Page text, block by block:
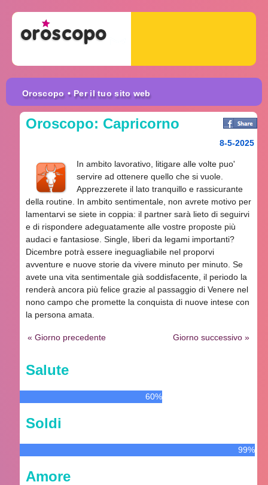
Oroscopo • Per il tuo sito web
Oroscopo: Capricorno
8-5-2025
In ambito lavorativo, litigare alle volte puo'
servire ad ottenere quello che si vuole.
Apprezzerete il lato tranquillo e rassicurante
della routine. In ambito sentimentale, non avrete motivo per
lamentarvi se siete in coppia: il partner sarà lieto di seguirvi
e di rispondere adeguatamente alle vostre proposte più
audaci e fantasiose. Single, liberi da legami importanti?
Dicembre potrà essere ineguagliabile nel proporvi
avventure e nuove storie da vivere minuto per minuto. Se
avete una vita sentimentale già soddisfacente, il periodo la
renderà ancora più felice grazie al passaggio di Venere nel
nono campo che promette la conquista di nuove intese con
la persona amata.
« Giorno precedente Giorno successivo »
Salute
60%
Soldi
99%
Amore